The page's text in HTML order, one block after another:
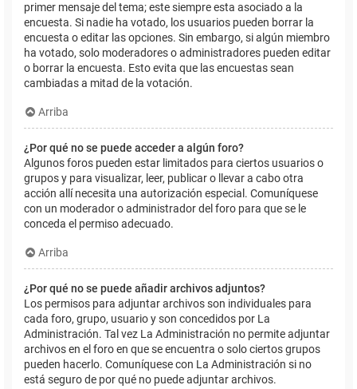
primer mensaje del tema; este siempre esta asociado a la
encuesta. Si nadie ha votado, los usuarios pueden borrar la
encuesta o editar las opciones. Sin embargo, si algún miembro
ha votado, solo moderadores o administradores pueden editar
o borrar la encuesta. Esto evita que las encuestas sean
cambiadas a mitad de la votación.
Arriba
¿Por qué no se puede acceder a algún foro?
Algunos foros pueden estar limitados para ciertos usuarios o
grupos y para visualizar, leer, publicar o llevar a cabo otra
acción allí necesita una autorización especial. Comuníquese
con un moderador o administrador del foro para que se le
conceda el permiso adecuado.
Arriba
¿Por qué no se puede añadir archivos adjuntos?
Los permisos para adjuntar archivos son individuales para
cada foro, grupo, usuario y son concedidos por La
Administración. Tal vez La Administración no permite adjuntar
archivos en el foro en que se encuentra o solo ciertos grupos
pueden hacerlo. Comuníquese con La Administración si no
está seguro de por qué no puede adjuntar archivos.